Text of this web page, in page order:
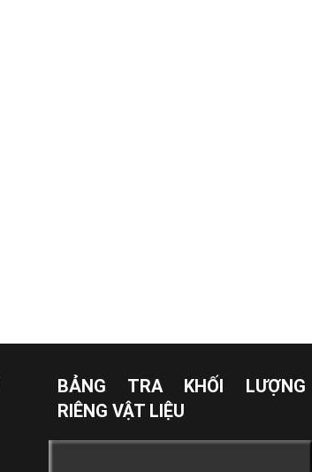
BẢNG TRA KHỐI LƯỢNG
RIÊNG VẬT LIỆU